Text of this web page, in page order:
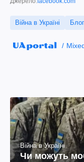
Війна в Україні
Війна в Україні
Чи можуть